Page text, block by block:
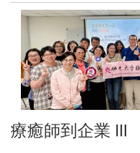
療癒師到企業 III